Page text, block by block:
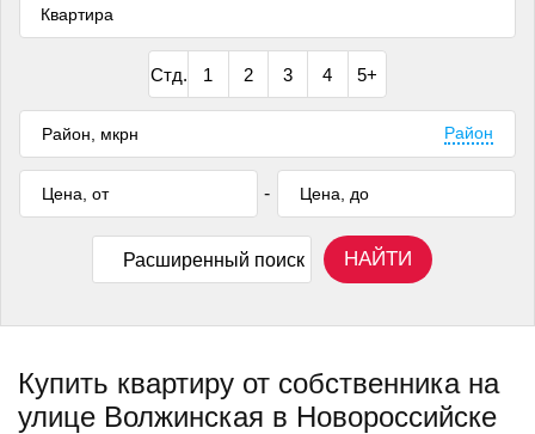
Квартира
Стд. 1 2 3 4 5+
Район
-
Расширенный поиск НАЙТИ
Купить квартиру от собственника на
улице Волжинская в Новороссийске